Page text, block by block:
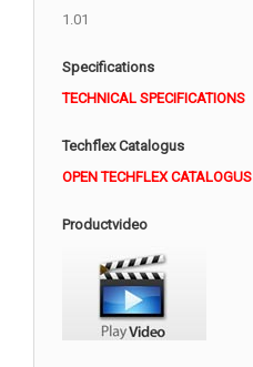
1.01
Specifications
TECHNICAL SPECIFICATIONS
Techflex Catalogus
OPEN TECHFLEX CATALOGUS
Productvideo